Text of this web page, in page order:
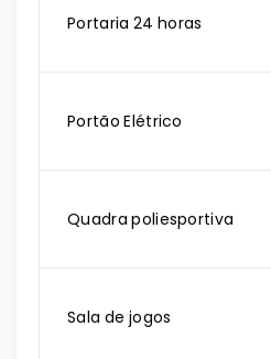
Portaria 24 horas
Portão Elétrico
Quadra poliesportiva
Sala de jogos